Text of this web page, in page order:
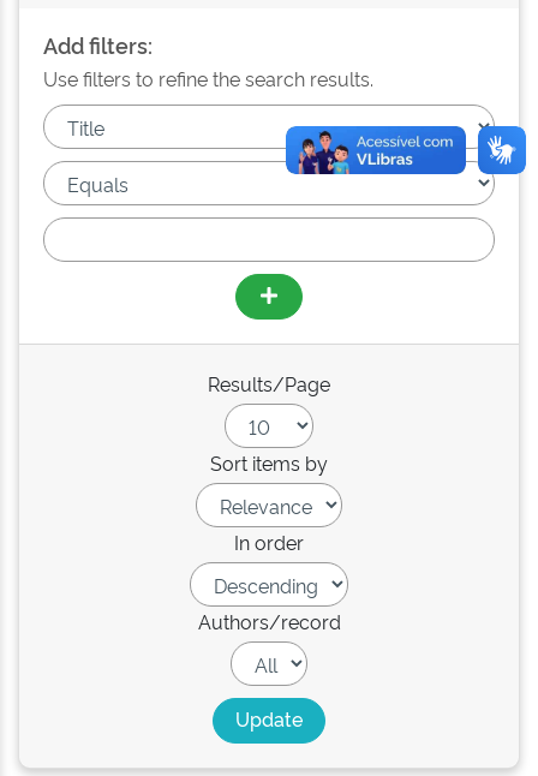
Add filters:
Use filters to refine the search results.
Results/Page
Sort items by
In order
Authors/record